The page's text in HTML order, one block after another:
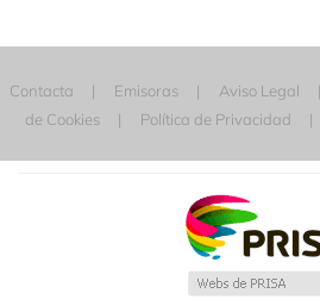
Contacta Emisoras Aviso Legal
de Cookies
Política de Privacidad